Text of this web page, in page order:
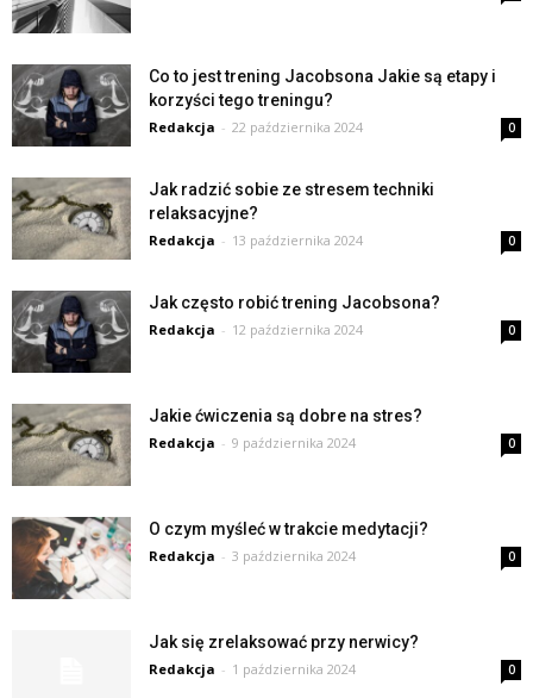
Co to jest trening Jacobsona Jakie są etapy i
korzyści tego treningu?
Redakcja - 22 października 2024 0
Jak radzić sobie ze stresem techniki
relaksacyjne?
Redakcja - 13 października 2024 0
Jak często robić trening Jacobsona?
Redakcja - 12 października 2024 0
Jakie ćwiczenia są dobre na stres?
Redakcja - 9 października 2024 0
O czym myśleć w trakcie medytacji?
Redakcja - 3 października 2024 0
Jak się zrelaksować przy nerwicy?
Redakcja - 1 października 2024 0